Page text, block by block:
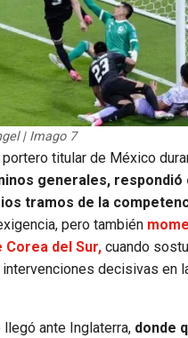
| Imago 7
portero titular de México
generales, respondió
tramos de la
pero también
Corea del Sur, cuando
decisivas en
llegó ante Inglaterra, donde